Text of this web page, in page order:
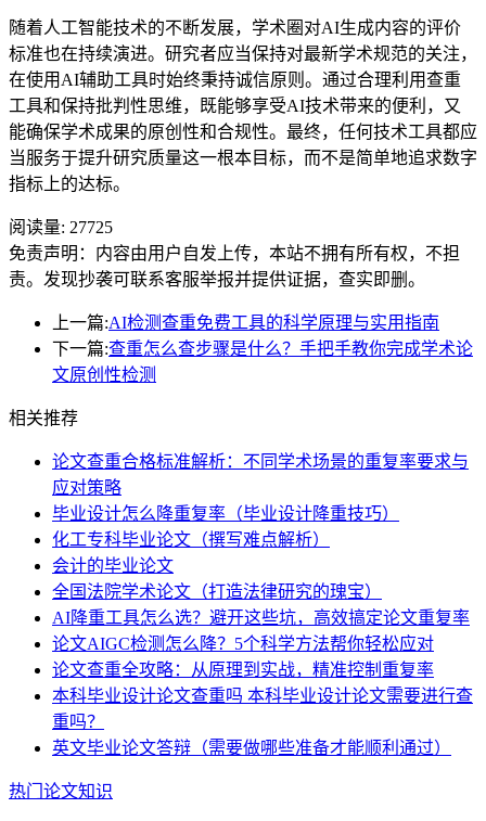
随着人工智能技术的不断发展，学术圈对AI生成内容的评价
标准也在持续演进。研究者应当保持对最新学术规范的关注，
在使用AI辅助工具时始终秉持诚信原则。通过合理利用查重
工具和保持批判性思维，既能够享受AI技术带来的便利，又
能确保学术成果的原创性和合规性。最终，任何技术工具都应
当服务于提升研究质量这一根本目标，而不是简单地追求数字
指标上的达标。
阅读量: 27725
免责声明：内容由用户自发上传，本站不拥有所有权，不担
责。发现抄袭可联系客服举报并提供证据，查实即删。
上一篇:AI检测查重免费工具的科学原理与实用指南
下一篇:查重怎么查步骤是什么？手把手教你完成学术论
文原创性检测
相关推荐
论文查重合格标准解析：不同学术场景的重复率要求与
应对策略
毕业设计怎么降重复率（毕业设计降重技巧）
化工专科毕业论文（撰写难点解析）
会计的毕业论文
全国法院学术论文（打造法律研究的瑰宝）
AI降重工具怎么选？避开这些坑，高效搞定论文重复率
论文AIGC检测怎么降？5个科学方法帮你轻松应对
论文查重全攻略：从原理到实战，精准控制重复率
本科毕业设计论文查重吗 本科毕业设计论文需要进行查
重吗？
英文毕业论文答辩（需要做哪些准备才能顺利通过）
热门论文知识